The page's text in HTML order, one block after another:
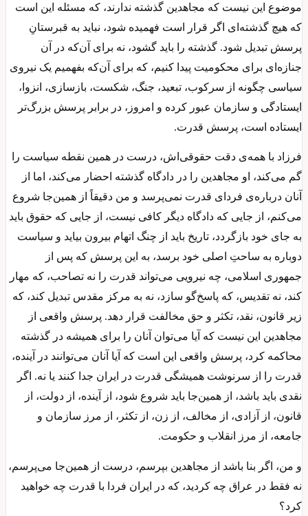
موضوع این نیست که مجاهدین گذشته ندارند، که مسئله این است
که هیچ گذشته‌ای اگر قرار است فهمیده شود، نباید به قبرستانِ
پرسش تبدیل شود. گذشته را باید گشود، نه برای آن‌که در آن
جنازه‌ای برای محکومیت پیدا کنیم، که برای آن‌که بفهمیم یک نیروی
سیاسی چگونه از سرکوب، تبعید، جنگ، شکست، بازسازی، انزوا،
ایستادگی و سازمان عبور کرده و امروز، در برابر پرسش بزرگ‌تر
ایستاده است، پرسش قدرت.
فرزاد با همه‌ی دقت حقوقی‌اش، درست در همین نقطه سیاست را
گم می‌کند، او مجاهدین را در دادگاه گذشته احضار می‌کند، اما از
آنان درباره‌ی فردای قدرت نمی‌پرسد و من دقیقاً از همین‌جا شروع
می‌کنم، از جایی که دادگاه دیگر کافی نیست، از جایی که حقوق باید
به جای خود بازگردد، تاریخ باید از چنگ اتهام بیرون بیاید و سیاست
دوباره به ساحتِ اصلی خود برسد، به این پرسش که پس از
جمهوری اسلامی، چه نیرویی می‌تواند قدرت را نه تصاحب، که مهار
کند، نه تقدیس، که پاسخ‌گو سازد، نه به مرکز مقدس تبدیل کند، که
زیر قانون، نقد، تکثر و حق مخالفت قرار دهد. پرسش واقعی از
مجاهدین این نیست که آیا می‌توان آنان را برای همیشه در گذشته
محاکمه کرد، پرسش واقعی این است که آیا آنان می‌توانند در آینده،
قدرت را از سرنوشت همیشگی قدرت در ایران جدا کنند یا نه. اگر
نقدی باید باشد، از همین‌جا باید شروع شود، از آینده، از دولت، از
قانون، از آزادی، از مخالف، از زن، از تکثر، از مرز سازمان و
جامعه، از مرز انقلاب و حکومت.
و من، اگر بنا باشد از مجاهدین بپرسم، درست از همین‌جا می‌پرسم،
نه فقط در عراق چه کردید، که در ایران فردا با قدرت چه خواهید
کرد؟